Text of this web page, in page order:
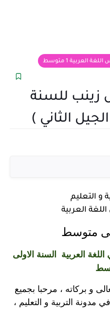
العربية 1 متوسط
للسنة
الثاني )
و التعليم
العربية
متوسط
العربية السنة الاولى
و بركاته ، مرحبا بجميع
مدونة التربية و التعليم ،